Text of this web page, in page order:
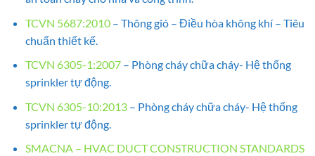
TCVN 5687:2010 – Thông gió – Điều hòa không khí – Tiêu
chuẩn thiết kế.
TCVN 6305-1:2007– Phòng cháy chữa cháy- Hệ thống
sprinkler tự động.
TCVN 6305-10:2013– Phòng cháy chữa cháy- Hệ thống
sprinkler tự động.
SMACNA – HVAC DUCT CONSTRUCTION STANDARDS